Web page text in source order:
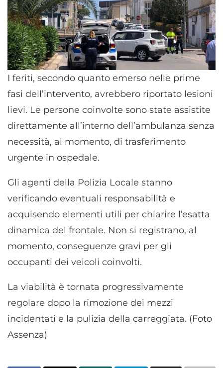
I feriti, secondo quanto emerso nelle prime
fasi dell’intervento, avrebbero riportato lesioni
lievi. Le persone coinvolte sono state assistite
direttamente all’interno dell’ambulanza senza
necessità, al momento, di trasferimento
urgente in ospedale.
Gli agenti della Polizia Locale stanno
verificando eventuali responsabilità e
acquisendo elementi utili per chiarire l’esatta
dinamica del frontale. Non si registrano, al
momento, conseguenze gravi per gli
occupanti dei veicoli coinvolti.
La viabilità è tornata progressivamente
regolare dopo la rimozione dei mezzi
incidentati e la pulizia della carreggiata. (Foto
Assenza)